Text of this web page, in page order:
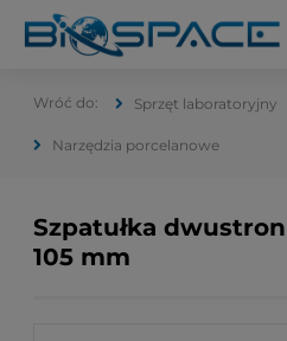
Sprzęt laboratoryjny
Narzędzia porcelanowe
Szpatułka
105 mm